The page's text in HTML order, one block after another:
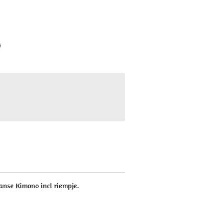
Kimono incl riempje.